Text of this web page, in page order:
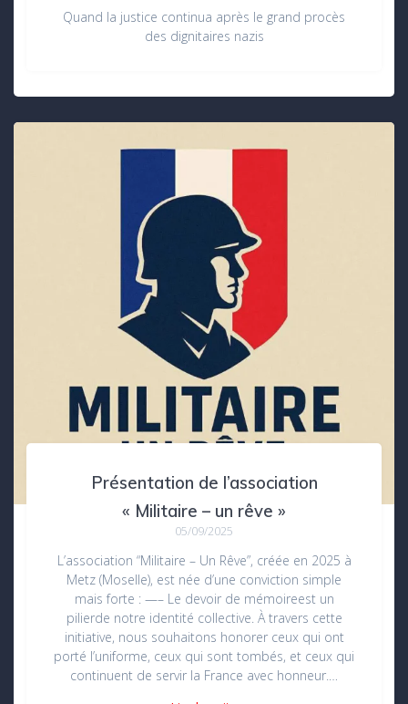
Quand la justice continua après le grand procès
des dignitaires nazis
Présentation de l’association
« Militaire – un rêve »
05/09/2025
L’association “Militaire – Un Rêve”, créée en 2025 à
Metz (Moselle), est née d’une conviction simple
mais forte : —– Le devoir de mémoireest un
pilierde notre identité collective. À travers cette
initiative, nous souhaitons honorer ceux qui ont
porté l’uniforme, ceux qui sont tombés, et ceux qui
continuent de servir la France avec honneur.…